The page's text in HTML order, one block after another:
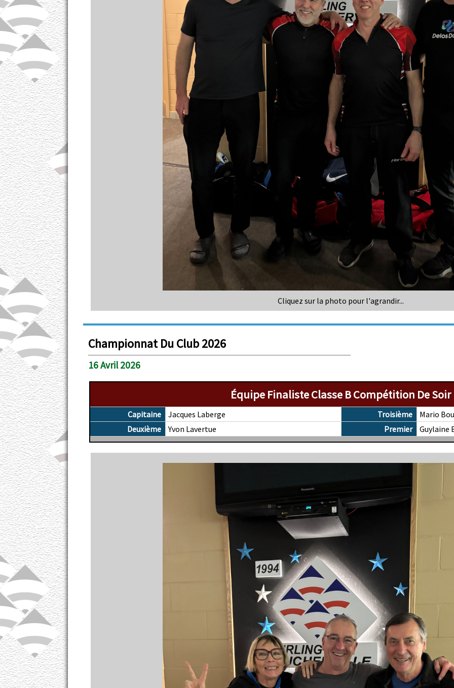
Cliquez sur la photo pour l'agrandir...
Championnat Du Club 2026
16 Avril 2026
Équipe Finaliste Classe B Compétition De Soir
Capitaine Jacques Laberge Troisième
Mario
Deuxième
Yvon Lavertue Premier Guylaine